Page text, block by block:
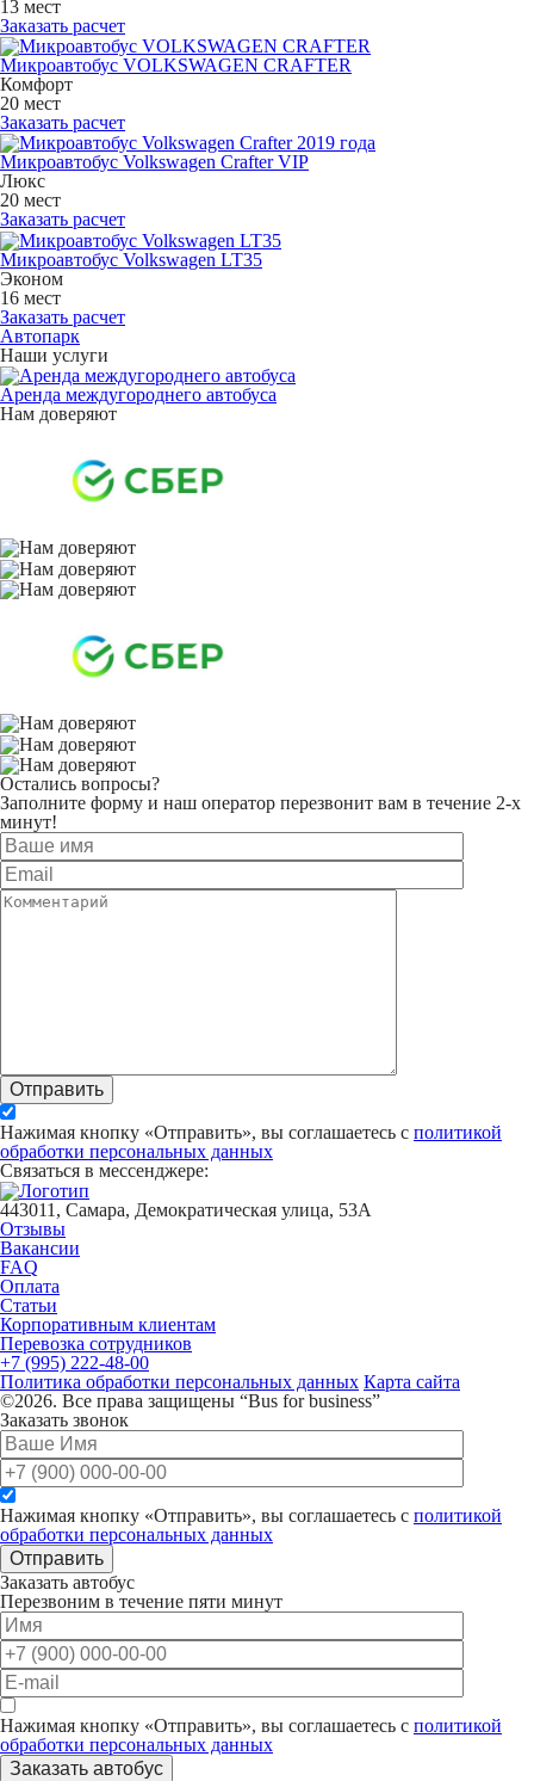
13 мест
Заказать расчет
Микроавтобус VOLKSWAGEN CRAFTER
Комфорт
20 мест
Заказать расчет
Микроавтобус Volkswagen Crafter VIP
Люкс
20 мест
Заказать расчет
Микроавтобус Volkswagen LT35
Эконом
16 мест
Заказать расчет
Автопарк
Наши услуги
Аренда междугороднего автобуса
Нам доверяют
Остались вопросы?
Заполните форму и наш оператор перезвонит вам в течение 2-х
минут!
Отправить
Нажимая кнопку «Отправить», вы соглашаетесь с политикой
обработки персональных данных
Связаться в мессенджере:
443011, Самара, Демократическая улица, 53А
Отзывы
Вакансии
FAQ
Оплата
Статьи
Корпоративным клиентам
Перевозка сотрудников
+7 (995) 222-48-00
Политика обработки персональных данных Карта сайта
©2026. Все права защищены “Bus for business”
Заказать звонок
Нажимая кнопку «Отправить», вы соглашаетесь с политикой
обработки персональных данных
Отправить
Заказать автобус
Перезвоним в течение пяти минут
Нажимая кнопку «Отправить», вы соглашаетесь с политикой
обработки персональных данных
Заказать автобус